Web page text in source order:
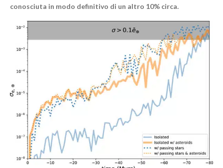
conosciuta in modo definitivo di un altro 10% circa.